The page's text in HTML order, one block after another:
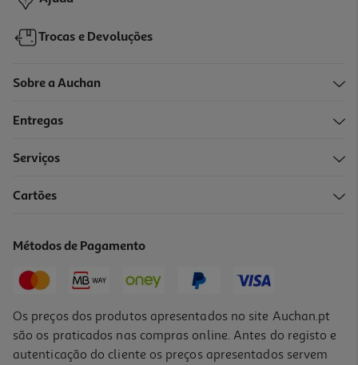
Trocas e Devoluções
Sobre a Auchan
Entregas
Serviços
Cartões
Métodos de Pagamento
Os preços dos produtos apresentados no site Auchan.pt
são os praticados nas compras online. Antes do registo e
autenticação do cliente os preços apresentados servem